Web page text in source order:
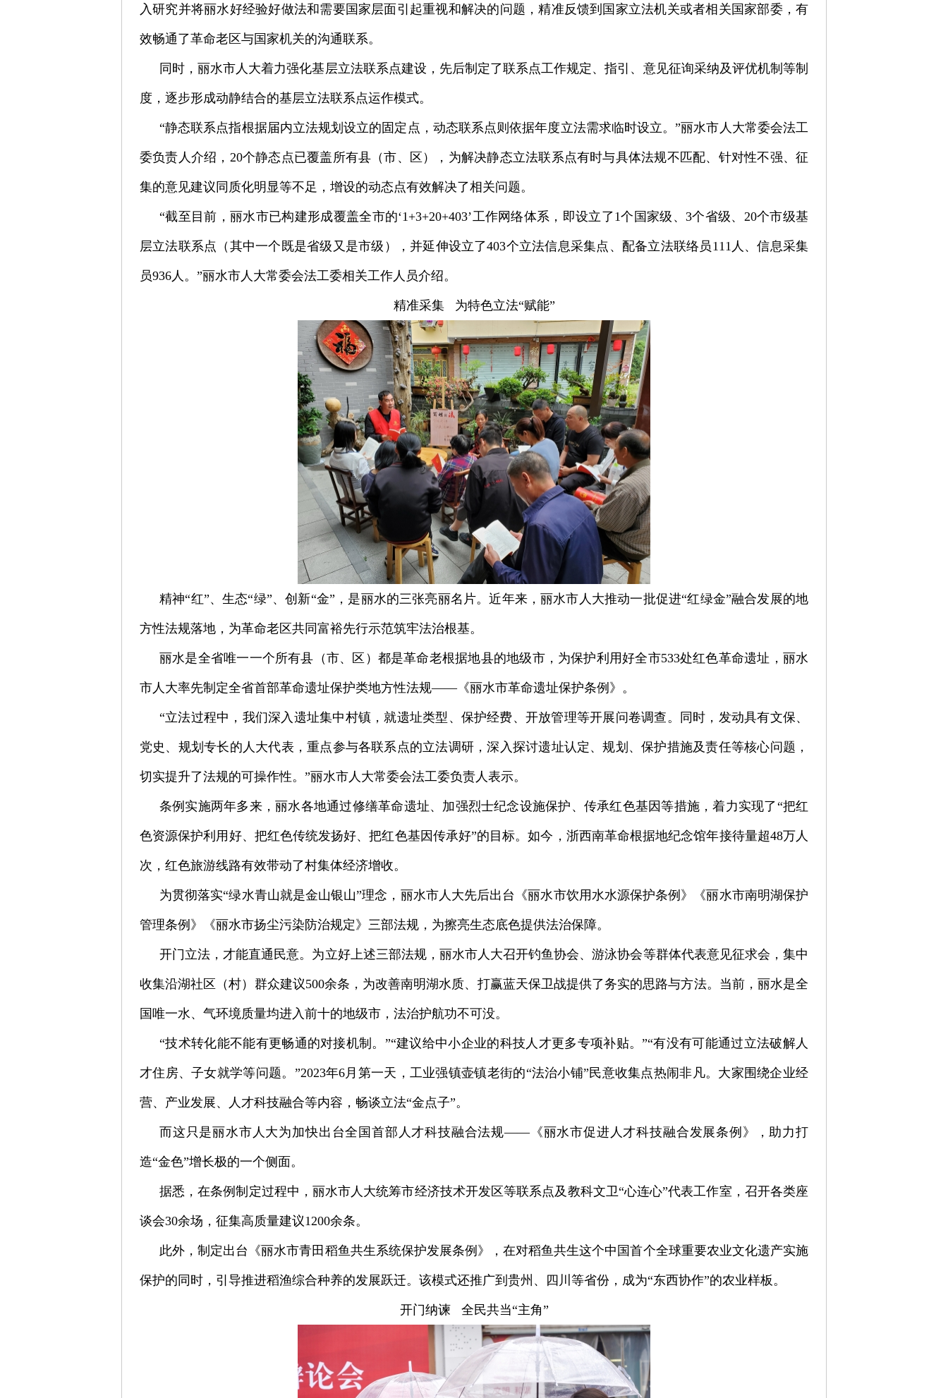
入研究并将丽水好经验好做法和需要国家层面引起重视和解决的问题，精准反馈到国家立法机关或者相关国家部委，有
效畅通了革命老区与国家机关的沟通联系。
同时，丽水市人大着力强化基层立法联系点建设，先后制定了联系点工作规定、指引、意见征询采纳及评优机制等制
度，逐步形成动静结合的基层立法联系点运作模式。
“静态联系点指根据届内立法规划设立的固定点，动态联系点则依据年度立法需求临时设立。”丽水市人大常委会法工
委负责人介绍，20个静态点已覆盖所有县（市、区），为解决静态立法联系点有时与具体法规不匹配、针对性不强、征
集的意见建议同质化明显等不足，增设的动态点有效解决了相关问题。
“截至目前，丽水市已构建形成覆盖全市的‘1+3+20+403’工作网络体系，即设立了1个国家级、3个省级、20个市级基
层立法联系点（其中一个既是省级又是市级），并延伸设立了403个立法信息采集点、配备立法联络员111人、信息采集
员936人。”丽水市人大常委会法工委相关工作人员介绍。
精准采集 为特色立法“赋能”
精神“红”、生态“绿”、创新“金”，是丽水的三张亮丽名片。近年来，丽水市人大推动一批促进“红绿金”融合发展的地
方性法规落地，为革命老区共同富裕先行示范筑牢法治根基。
丽水是全省唯一一个所有县（市、区）都是革命老根据地县的地级市，为保护利用好全市533处红色革命遗址，丽水
市人大率先制定全省首部革命遗址保护类地方性法规——《丽水市革命遗址保护条例》。
“立法过程中，我们深入遗址集中村镇，就遗址类型、保护经费、开放管理等开展问卷调查。同时，发动具有文保、
党史、规划专长的人大代表，重点参与各联系点的立法调研，深入探讨遗址认定、规划、保护措施及责任等核心问题，
切实提升了法规的可操作性。”丽水市人大常委会法工委负责人表示。
条例实施两年多来，丽水各地通过修缮革命遗址、加强烈士纪念设施保护、传承红色基因等措施，着力实现了“把红
色资源保护利用好、把红色传统发扬好、把红色基因传承好”的目标。如今，浙西南革命根据地纪念馆年接待量超48万人
次，红色旅游线路有效带动了村集体经济增收。
为贯彻落实“绿水青山就是金山银山”理念，丽水市人大先后出台《丽水市饮用水水源保护条例》《丽水市南明湖保护
管理条例》《丽水市扬尘污染防治规定》三部法规，为擦亮生态底色提供法治保障。
开门立法，才能直通民意。为立好上述三部法规，丽水市人大召开钓鱼协会、游泳协会等群体代表意见征求会，集中
收集沿湖社区（村）群众建议500余条，为改善南明湖水质、打赢蓝天保卫战提供了务实的思路与方法。当前，丽水是全
国唯一水、气环境质量均进入前十的地级市，法治护航功不可没。
“技术转化能不能有更畅通的对接机制。”“建议给中小企业的科技人才更多专项补贴。”“有没有可能通过立法破解人
才住房、子女就学等问题。”2023年6月第一天，工业强镇壶镇老街的“法治小铺”民意收集点热闹非凡。大家围绕企业经
营、产业发展、人才科技融合等内容，畅谈立法“金点子”。
而这只是丽水市人大为加快出台全国首部人才科技融合法规——《丽水市促进人才科技融合发展条例》，助力打
造“金色”增长极的一个侧面。
据悉，在条例制定过程中，丽水市人大统筹市经济技术开发区等联系点及教科文卫“心连心”代表工作室，召开各类座
谈会30余场，征集高质量建议1200余条。
此外，制定出台《丽水市青田稻鱼共生系统保护发展条例》，在对稻鱼共生这个中国首个全球重要农业文化遗产实施
保护的同时，引导推进稻渔综合种养的发展跃迁。该模式还推广到贵州、四川等省份，成为“东西协作”的农业样板。
开门纳谏 全民共当“主角”